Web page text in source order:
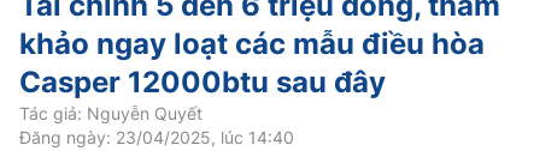
khảo ngay loạt các mẫu điều hòa
Casper 12000btu sau đây
Tác giả: Nguyễn Quyết
Đăng ngày: 23/04/2025, lúc 14:40